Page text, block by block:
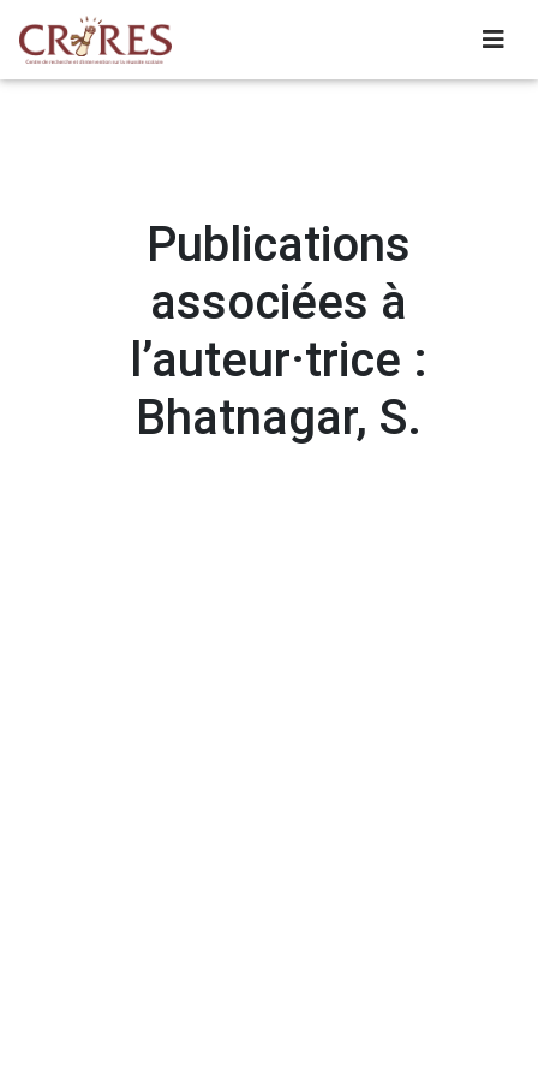
Publications
associées à
l’auteur·trice :
Bhatnagar, S.